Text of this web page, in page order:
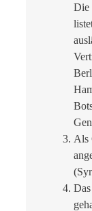
Die
Als